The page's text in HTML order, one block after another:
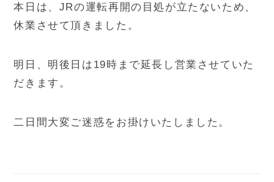
本日は、JRの運転再開の目処が立たないため、
休業させて頂きました。
明日、明後日は19時まで延長し営業させていた
だきます。
二日間大変ご迷惑をお掛けいたしました。